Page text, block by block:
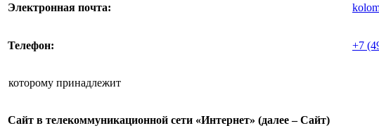
Электронная почта:
Телефон: +7
которому принадлежит
Сайт в телекоммуникационной сети «Интернет» (далее – Сайт)